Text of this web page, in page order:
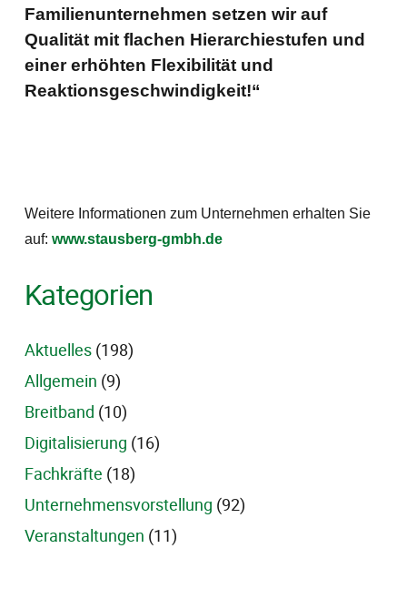
Familienunternehmen setzen wir auf
Qualität mit flachen Hierarchiestufen und
einer erhöhten Flexibilität und
Reaktionsgeschwindigkeit!“
Weitere Informationen zum Unternehmen erhalten Sie
auf: www.stausberg-gmbh.de
Kategorien
Aktuelles (198)
Allgemein (9)
Breitband (10)
Digitalisierung (16)
Fachkräfte (18)
Unternehmensvorstellung (92)
Veranstaltungen (11)